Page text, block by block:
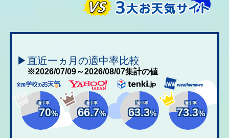
▶直近一ヵ月の適中率比較
※2026/07/09～2026/08/07集計の値
適中率
70%
適中率
66.7%
適中率
63.3%
適中率
73.3%